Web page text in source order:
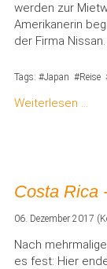
werden zur
Amerikanerin
der Firma Nissan.
Tags: Japan Reise
Weiterlesen …
Costa Rica
06. Dezember 2017
Nach
es fest: Hier